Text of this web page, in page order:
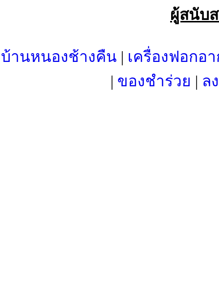
ผู้สนับ
บ้านหนองช้างคืน | เครื่องฟอกอ
| ของชำร่วย | ล